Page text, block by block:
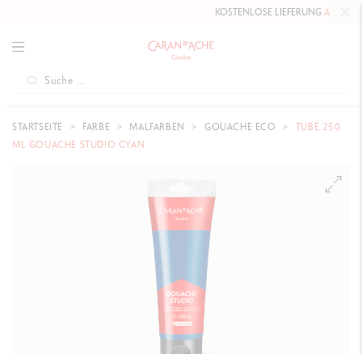
KOSTENLOSE LIEFERUNGAB 80 CHF
STARTSEITE FARBE MALFARBEN GOUACHE ECO
TUBE 250
ML GOUACHE STUDIO CYAN